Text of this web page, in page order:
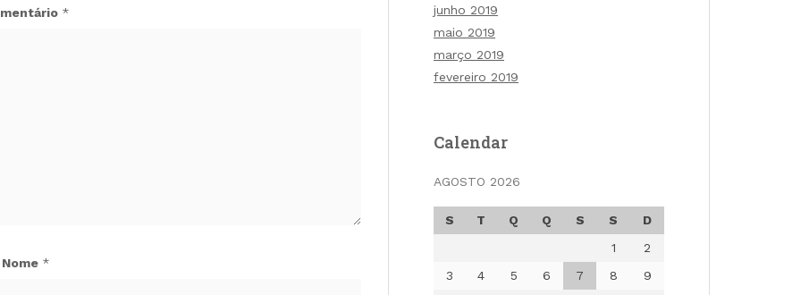
*
Nome *
junho 2019
maio 2019
março 2019
fevereiro 2019
Calendar
AGOSTO 2026
S T Q Q S S
D
1
2
3
4 5 6 7 8
9